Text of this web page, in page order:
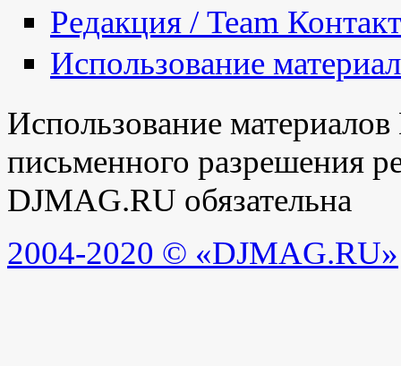
Редакция / Team
Использование
Использование
письменного разрешения
DJMAG.RU обязательна
2004-2020 © «DJMAG.RU»